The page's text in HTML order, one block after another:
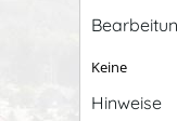
Keine
Hinweise